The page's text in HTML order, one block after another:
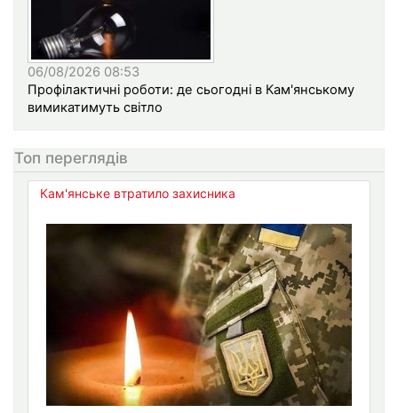
06/08/2026 08:53
Профілактичні роботи: де сьогодні в Кам'янському
вимикатимуть світло
Топ переглядів
Кам'янське втратило захисника